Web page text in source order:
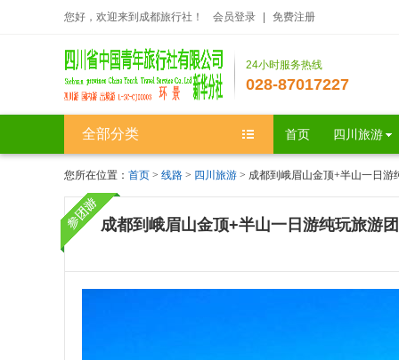
您好，欢迎来到成都旅行社！ 会员登录 免费注册
24小时服务热线
028-87017227
全部分类 首页 四川旅游
您所在位置： 首页 > 线路 > 四川旅游 > 成都到峨眉山金顶+半山一日
成都到峨眉山金顶+半山一日游纯玩旅游